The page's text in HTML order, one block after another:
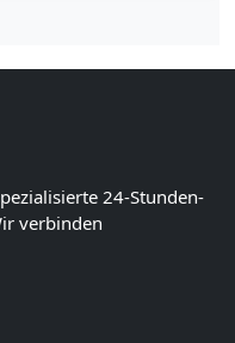
24-Stunden-
verbinden